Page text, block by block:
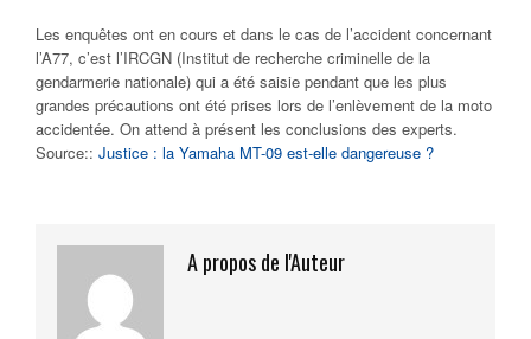
Les enquêtes ont en cours et dans le cas de l’accident concernant
l’A77, c’est l’IRCGN (Institut de recherche criminelle de la
gendarmerie nationale) qui a été saisie pendant que les plus
grandes précautions ont été prises lors de l’enlèvement de la moto
accidentée. On attend à présent les conclusions des experts.
Source:: Justice : la Yamaha MT-09 est-elle dangereuse ?
A propos de l'Auteur